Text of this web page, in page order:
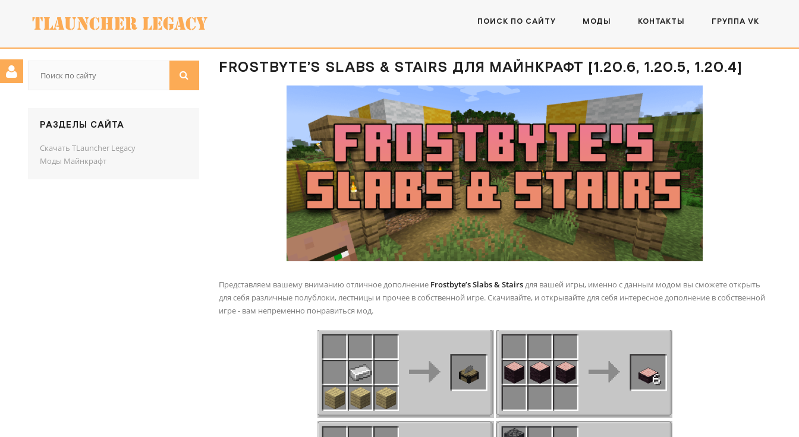
ПОИСК ПО САЙТУ МОДЫ КОНТАКТЫ ГРУППА VK
FROSTBYTE’S SLABS & STAIRS ДЛЯ МАЙНКРАФТ [1.20.6, 1.20.5, 1.20.4]
Представляем вашему вниманию отличное дополнение Frostbyte’s Slabs & Stairsдля вашей игры, именно с данным модом вы сможете открыть
для себя различные полублоки, лестницы и прочее в собственной игре. Скачивайте, и открывайте для себя интересное дополнение в собственной
игре - вам непременно понравиться мод.
РАЗДЕЛЫ САЙТА
Скачать TLauncher Legacy
Моды Майнкрафт